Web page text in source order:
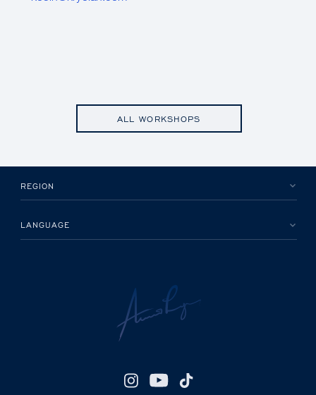
ALL WORKSHOPS
REGION
LANGUAGE